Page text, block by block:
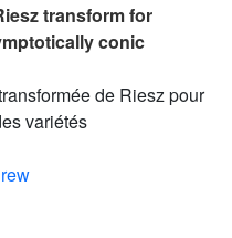
transform for
conic
de Riesz pour
variétés